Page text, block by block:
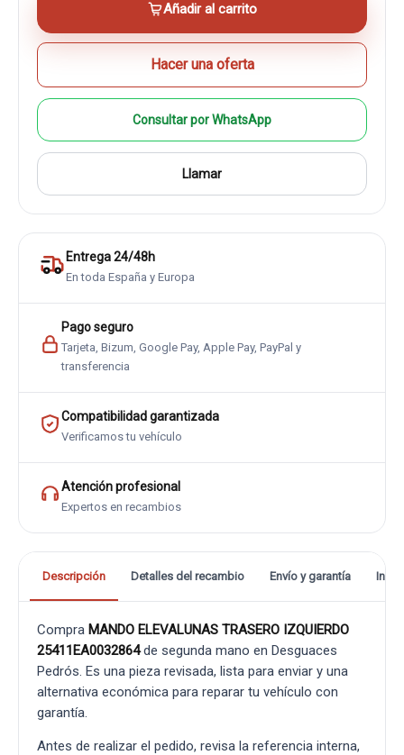
Añadir al carrito
Hacer una oferta
Consultar por WhatsApp
Llamar
Entrega 24/48h
En toda España y Europa
Pago seguro
Tarjeta, Bizum, Google Pay, Apple Pay, PayPal y
transferencia
Compatibilidad garantizada
Verificamos tu vehículo
Atención profesional
Expertos en recambios
Descripción Detalles del recambio Envío y garantía
Compra MANDO ELEVALUNAS TRASERO IZQUIERDO
25411EA0032864de segunda mano en Desguaces
Pedrós. Es una pieza revisada, lista para enviar y una
alternativa económica para reparar tu vehículo con
garantía.
Antes de realizar el pedido, revisa la referencia interna,